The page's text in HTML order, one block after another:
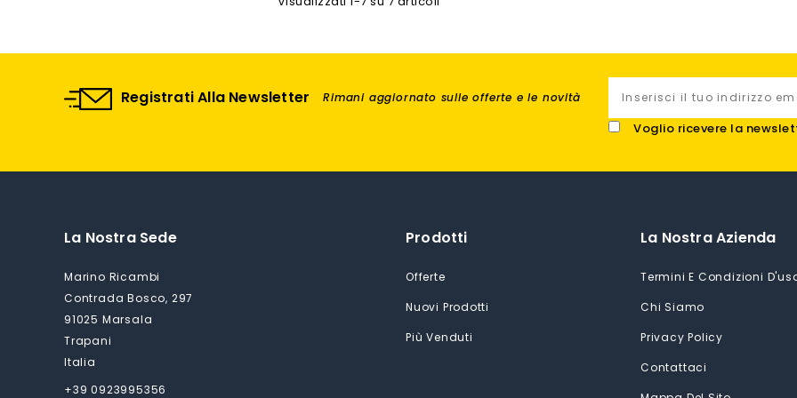
Registrati Alla Newsletter Rimani aggiornato sulle offerte e le novità
Voglio ricevere la
La Nostra Sede
Marino Ricambi
Contrada Bosco, 297
91025 Marsala
Trapani
Italia
+39 0923995356
Prodotti
Offerte
Nuovi Prodotti
Più Venduti
La Nostra Azienda
Termini E Condizioni
Chi Siamo
Privacy Policy
Contattaci